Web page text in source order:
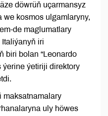
döwrüň uçarmansyz
we kosmos ulgamlaryny,
de maglumatlary
iri
biri bolan “Leonardo
ýerine ýetiriji direktory
maksatnamalary
uly höwes